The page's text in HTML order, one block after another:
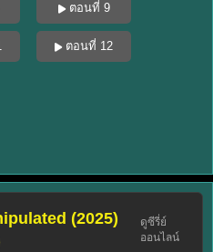
ตอนที่ 9
ตอนที่ 12
(2025)
ดูซีรี่ย์
ออนไลน์